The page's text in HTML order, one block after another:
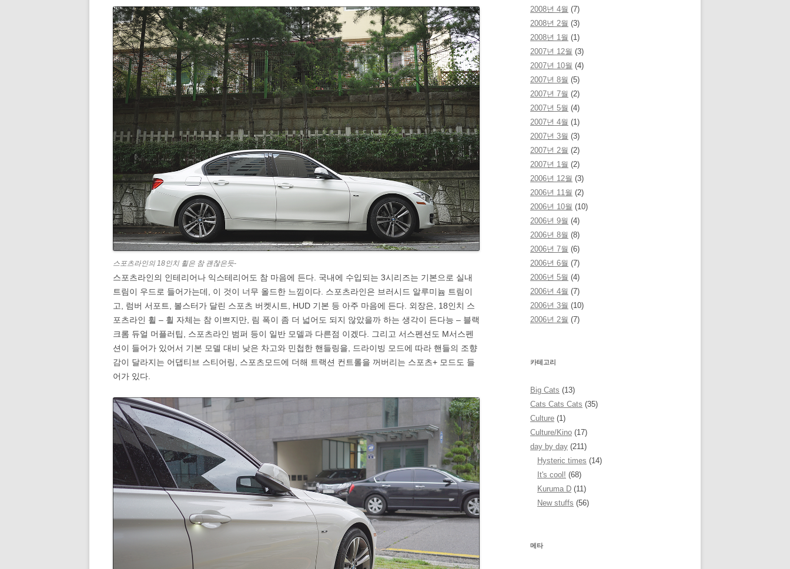
스포츠라인의 18인치 휠은 참 괜찮은듯-
스포츠라인의 인테리어나 익스테리어도 참 마음에 든다. 국내에 수입되는 3시리즈는 기본으로 실내
트림이 우드로 들어가는데, 이 것이 너무 올드한 느낌이다. 스포츠라인은 브러시드 알루미늄 트림이
고, 럼버 서포트, 볼스터가 달린 스포츠 버켓시트, HUD 기본 등 아주 마음에 든다. 외장은, 18인치 스
포츠라인 휠 – 휠 자체는 참 이쁘지만, 림 폭이 좀 더 넓어도 되지 않았을까 하는 생각이 든다능 – 블랙
크롬 듀얼 머플러팁, 스포츠라인 범퍼 등이 일반 모델과 다른점 이겠다. 그리고 서스펜션도 M서스펜
션이 들어가 있어서 기본 모델 대비 낮은 차고와 민첩한 핸들링을, 드라이빙 모드에 따라 핸들의 조향
감이 달라지는 어댑티브 스티어링, 스포츠모드에 더해 트랙션 컨트롤을 꺼버리는 스포츠+ 모드도 들
어가 있다.
2008년 4월 (7)
2008년 2월 (3)
2008년 1월 (1)
2007년 12월 (3)
2007년 10월 (4)
2007년 8월 (5)
2007년 7월 (2)
2007년 5월 (4)
2007년 4월 (1)
2007년 3월 (3)
2007년 2월 (2)
2007년 1월 (2)
2006년 12월 (3)
2006년 11월 (2)
2006년 10월 (10)
2006년 9월 (4)
2006년 8월 (8)
2006년 7월 (6)
2006년 6월 (7)
2006년 5월 (4)
2006년 4월 (7)
2006년 3월 (10)
2006년 2월 (7)
카테고리
Big Cats (13)
Cats Cats Cats (35)
Culture (1)
Culture/Kino (17)
day by day (211)
Hysteric times (14)
It's cool! (68)
Kuruma D (11)
New stuffs (56)
메타